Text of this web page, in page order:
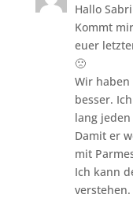
Hallo
Kommt
euer
🙁
Wir
besser.
lang
Damit er
mit
Ich kann